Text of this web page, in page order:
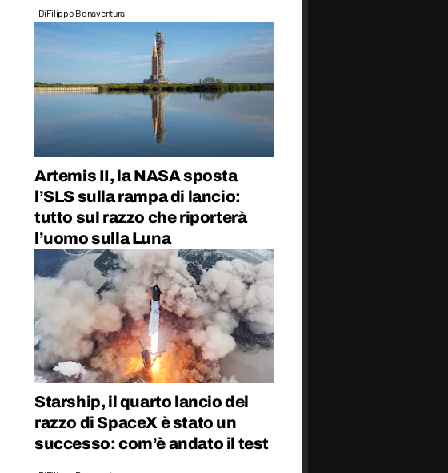
DiFilippo Bonaventura
Artemis II, la NASA sposta
l’SLS sulla rampa di lancio:
tutto sul razzo che riporterà
l’uomo sulla Luna
Starship, il quarto lancio del
razzo di SpaceX è stato un
successo: com’è andato il test